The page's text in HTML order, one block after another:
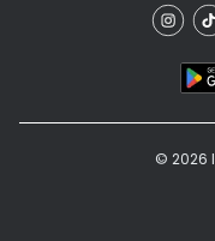
© 2026